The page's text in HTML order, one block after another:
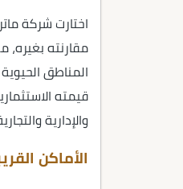
اختارت شركة
مقارنته
المناطق
قيمته
والإدارية
الأماكن